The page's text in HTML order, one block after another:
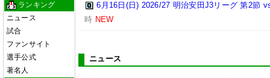
ランキング
ニュース
試合
ファンサイト
選手公式
著名人
6月16日(日) 2026/27 明治安田J3リーグ 第2節
時 NEW
ニュース